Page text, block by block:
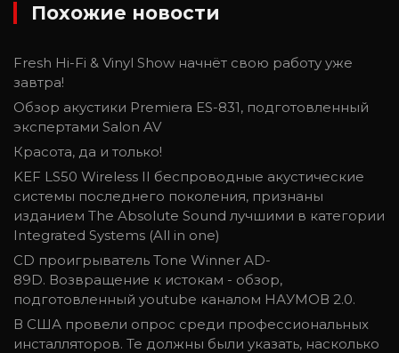
Похожие новости
Fresh Hi-Fi & Vinyl Show начнёт свою работу уже
завтра!
Обзор акустики Premiera ES-831, подготовленный
экспертами Salon AV
Красота, да и только!
KEF LS50 Wireless II беспроводные акустические
системы последнего поколения, признаны
изданием The Absolute Sound лучшими в категории
Integrated Systems (All in one)
CD проигрыватель Tone Winner AD-
89D. Возвращение к истокам - обзор,
подготовленный youtube каналом НАУМОВ 2.0.
В США провели опрос среди профессиональных
инсталляторов. Те должны были указать, насколько